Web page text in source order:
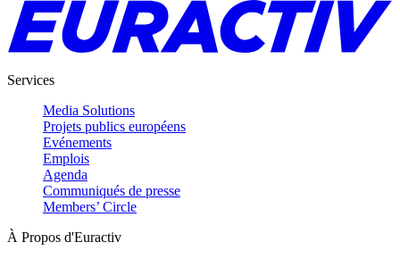
Services
Media Solutions
Projets publics européens
Evénements
Emplois
Agenda
Communiqués de presse
Members’ Circle
À Propos d'Euractiv